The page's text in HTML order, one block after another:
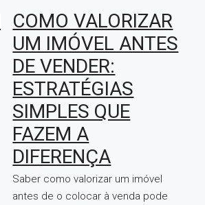
COMO VALORIZAR
UM IMÓVEL ANTES
DE VENDER:
ESTRATÉGIAS
SIMPLES QUE
FAZEM A
DIFERENÇA
Saber como valorizar um imóvel
antes de o colocar à venda pode